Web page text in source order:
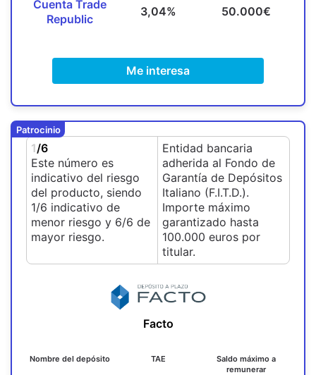
Cuenta Trade
Republic
3,04% 50.000€
Me interesa
Patrocinio
1/6
Este número es
indicativo del riesgo
del producto, siendo
1/6 indicativo de
menor riesgo y 6/6 de
mayor riesgo.
Entidad bancaria
adherida al Fondo de
Garantía de Depósitos
Italiano (F.I.T.D.).
Importe máximo
garantizado hasta
100.000 euros por
titular.
Facto
Nombre del depósito TAE
Saldo máximo a
remunerar